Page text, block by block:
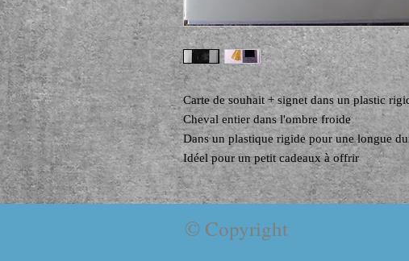
Carte de souhait + signet dans un plastic
Cheval entier dans l'ombre froide
Dans un plastique rigide pour une longue
Idéel pour un petit cadeaux à offrir
© Copyright